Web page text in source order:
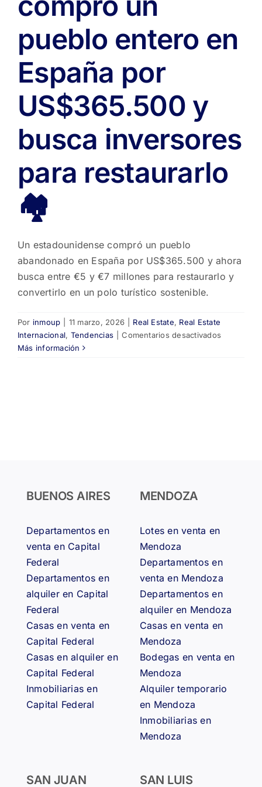
pueblo entero en
España por
US$365.500 y
busca inversores
para restaurarlo
🏘️
Un estadounidense compró un pueblo
abandonado en España por US$365.500 y ahora
busca entre €5 y €7 millones para restaurarlo y
convertirlo en un polo turístico sostenible.
Por inmoup 11 marzo, 2026 Real Estate, Real Estate
Internacional, Tendencias Comentarios desactivados
Más información
BUENOS AIRES
Departamentos en
venta en Capital
Federal
Departamentos en
alquiler en Capital
Federal
Casas en venta en
Capital Federal
Casas en alquiler en
Capital Federal
Inmobiliarias en
Capital Federal
MENDOZA
Lotes en venta en
Mendoza
Departamentos en
venta en Mendoza
Departamentos en
alquiler en Mendoza
Casas en venta en
Mendoza
Bodegas en venta en
Mendoza
Alquiler temporario
en Mendoza
Inmobiliarias en
Mendoza
SAN JUAN SAN LUIS